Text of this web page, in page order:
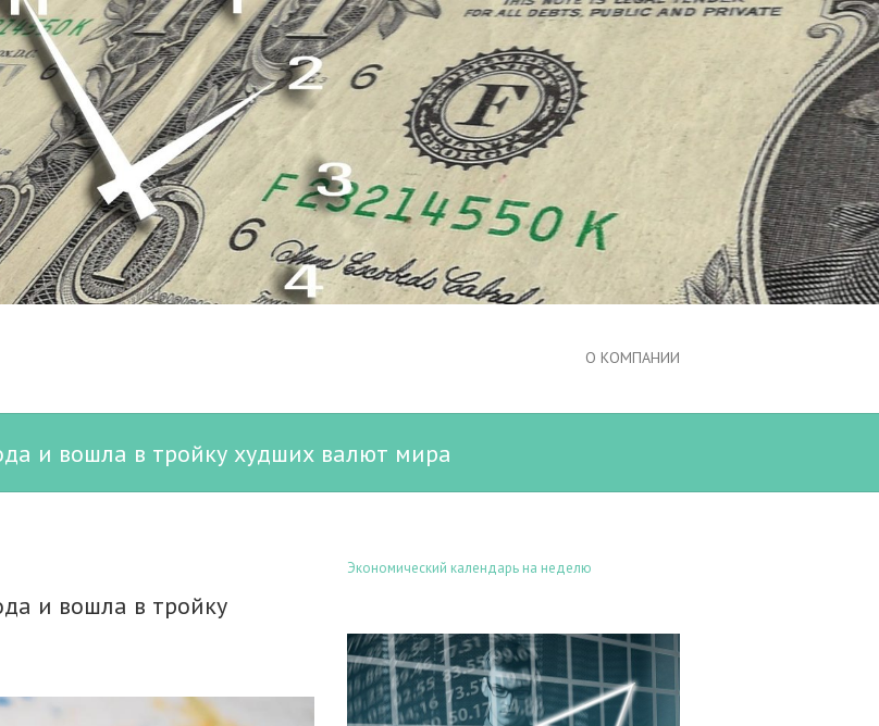
О КОМПАНИИ
и вошла в тройку худших валют мира
и вошла в тройку
Экономический календарь на неделю